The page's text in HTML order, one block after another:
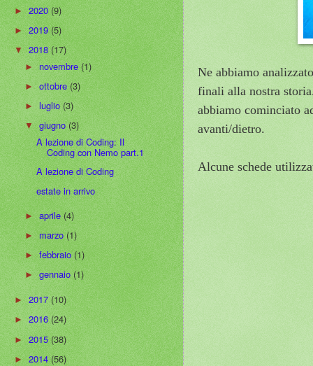
Ne abbiamo
finali alla nostra
abbiamo cominciato
avanti/dietro.
Alcune schede
►2020(9)
►2019(5)
▼2018(17)
►novembre(1)
►ottobre(3)
► luglio(3)
▼giugno(3)
A lezione di Coding: Il
Coding con Nemo part.1
A lezione di Coding
estate in arrivo
►aprile(4)
►marzo(1)
►febbraio(1)
►gennaio(1)
►2017(10)
►2016(24)
►2015(38)
►2014(56)